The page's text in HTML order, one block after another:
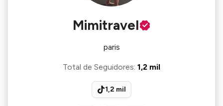
Mimitravel
paris
Total de Seguidores: 1,2 mil
1,2 mil